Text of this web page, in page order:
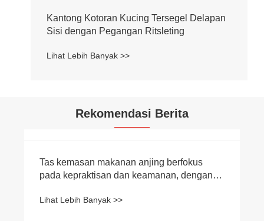
Kantong Kotoran Kucing Tersegel Delapan
Sisi dengan Pegangan Ritsleting
Lihat Lebih Banyak >>
Rekomendasi Berita